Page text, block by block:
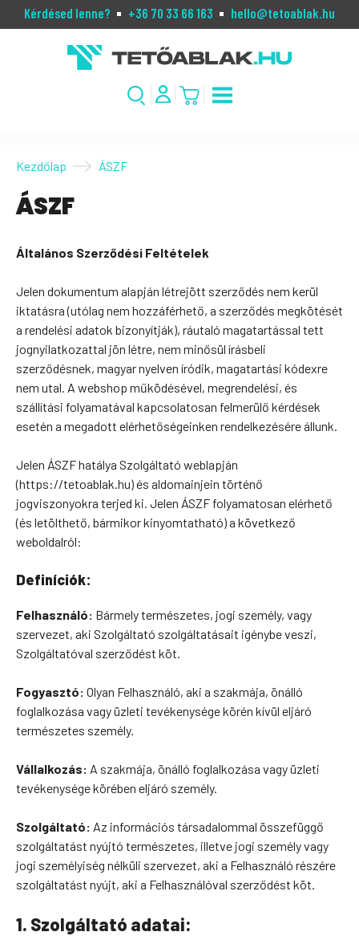
Kérdésed lenne? +36 70 33 66 163 hello@tetoablak.hu
Kezdőlap ÁSZF
ÁSZF
Általános Szerződési Feltételek
Jelen dokumentum alapján létrejött szerződés nem kerül
iktatásra (utólag nem hozzáférhető, a szerződés megkötését
a rendelési adatok bizonyítják), ráutaló magatartással tett
jognyilatkozattal jön létre, nem minősül írásbeli
szerződésnek, magyar nyelven íródik, magatartási kódexre
nem utal. A webshop működésével, megrendelési, és
szállítási folyamatával kapcsolatosan felmerülő kérdések
esetén a megadott elérhetőségeinken rendelkezésére állunk.
Jelen ÁSZF hatálya Szolgáltató weblapján
(https://tetoablak.hu) és aldomainjein történő
jogviszonyokra terjed ki. Jelen ÁSZF folyamatosan elérhető
(és letölthető, bármikor kinyomtatható) a következő
weboldalról:
Definíciók:
Felhasználó: Bármely természetes, jogi személy, vagy
szervezet, aki Szolgáltató szolgáltatásait igénybe veszi,
Szolgáltatóval szerződést köt.
Fogyasztó: Olyan Felhasználó, aki a szakmája, önálló
foglalkozása vagy üzleti tevékenysége körén kívül eljáró
természetes személy.
Vállalkozás: A szakmája, önálló foglalkozása vagy üzleti
tevékenysége körében eljáró személy.
Szolgáltató: Az információs társadalommal összefüggő
szolgáltatást nyújtó természetes, illetve jogi személy vagy
jogi személyiség nélküli szervezet, aki a Felhasználó részére
szolgáltatást nyújt, aki a Felhasználóval szerződést köt.
1. Szolgáltató adatai: